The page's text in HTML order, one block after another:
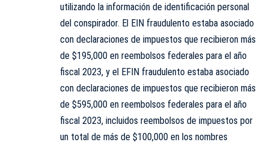
utilizando la información de identificación personal
del conspirador. El EIN fraudulento estaba asociado
con declaraciones de impuestos que recibieron más
de $195,000 en reembolsos federales para el año
fiscal 2023, y el EFIN fraudulento estaba asociado
con declaraciones de impuestos que recibieron más
de $595,000 en reembolsos federales para el año
fiscal 2023, incluidos reembolsos de impuestos por
un total de más de $100,000 en los nombres